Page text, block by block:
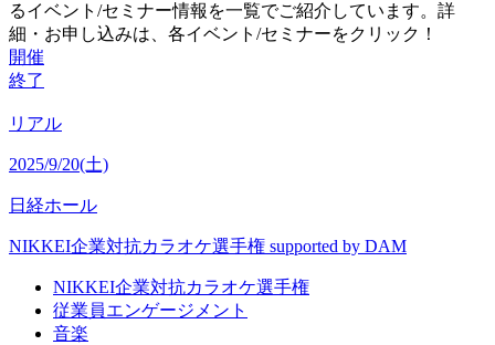
るイベント/セミナー情報を一覧でご紹介しています。詳
細・お申し込みは、各イベント/セミナーをクリック！
開催
終了
リアル
2025/9/20(土)
日経ホール
NIKKEI企業対抗カラオケ選手権 supported by DAM
NIKKEI企業対抗カラオケ選手権
従業員エンゲージメント
音楽